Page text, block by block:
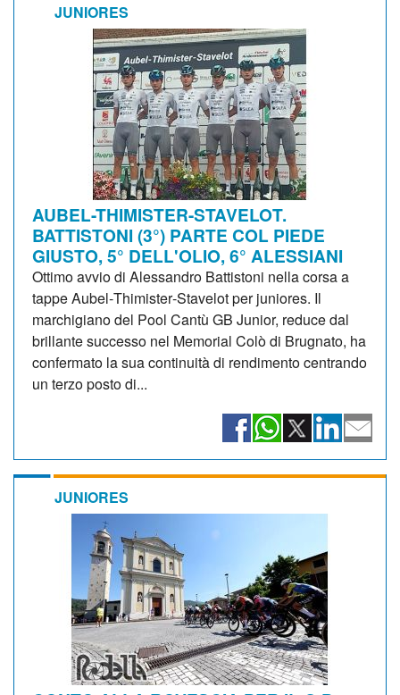
JUNIORES
AUBEL-THIMISTER-STAVELOT.
BATTISTONI (3°) PARTE COL PIEDE
GIUSTO, 5° DELL'OLIO, 6° ALESSIANI
Ottimo avvio di Alessandro Battistoni nella corsa a
tappe Aubel‑Thimister‑Stavelot per juniores. Il
marchigiano del Pool Cantù GB Junior, reduce dal
brillante successo nel Memorial Colò di Brugnato, ha
confermato la sua continuità di rendimento centrando
un terzo posto di...
JUNIORES